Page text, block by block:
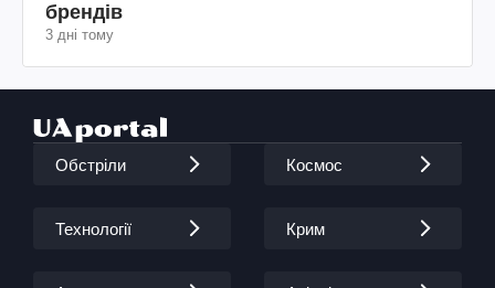
брендів
3 дні тому
Обстріли Космос
Технології Крим